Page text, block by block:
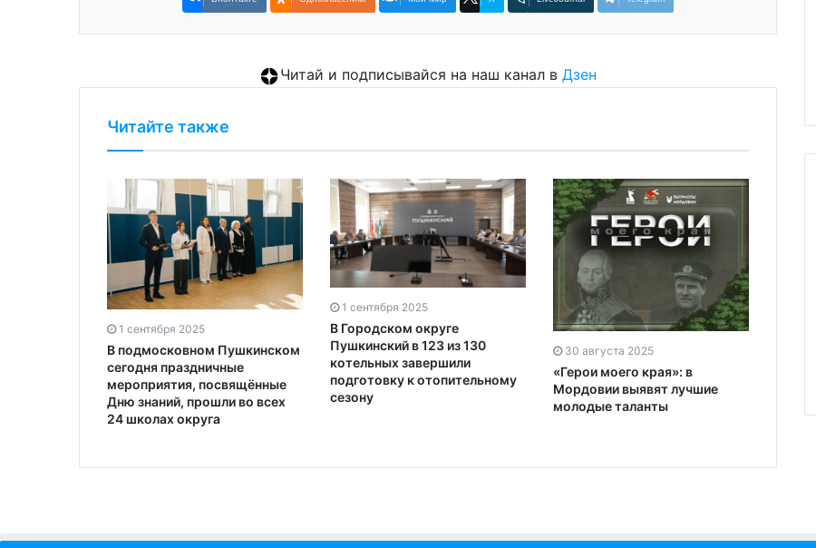
Читай и подписывайся на наш канал в Дзен
Читайте также
1 сентября 2025
В подмосковном Пушкинском
сегодня праздничные
мероприятия, посвящённые
Дню знаний, прошли во всех
24 школах округа
1 сентября 2025
В Городском округе
Пушкинский в 123 из 130
котельных завершили
подготовку к отопительному
сезону
30 августа 2025
«Герои моего края»: в
Мордовии выявят лучшие
молодые таланты